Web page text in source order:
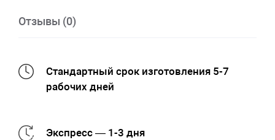
Отзывы (0)
Стандартный срок изготовления 5-7
рабочих дней
Экспресс — 1-3 дня